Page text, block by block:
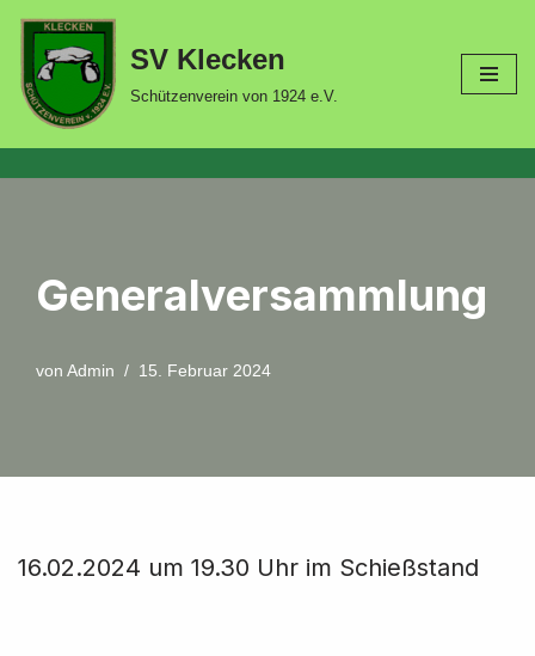
Zum
Inhalt
springen
SV Klecken
Schützenverein von 1924 e.V.
Generalversammlung
von Admin 15. Februar 2024
16.02.2024 um 19.30 Uhr im Schießstand